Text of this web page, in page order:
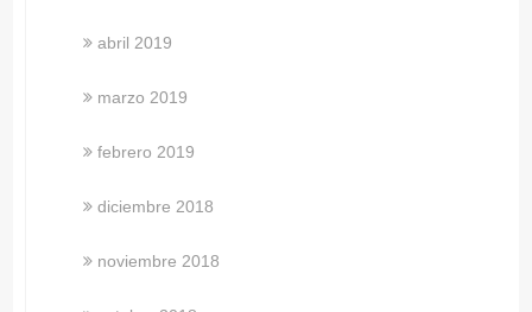
abril 2019
marzo 2019
febrero 2019
diciembre 2018
noviembre 2018